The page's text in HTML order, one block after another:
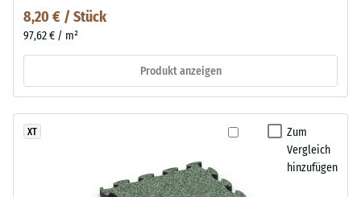
8,20 € / Stück
97,62 € / m²
Produkt anzeigen
Zum
Vergleich
hinzufügen
XT